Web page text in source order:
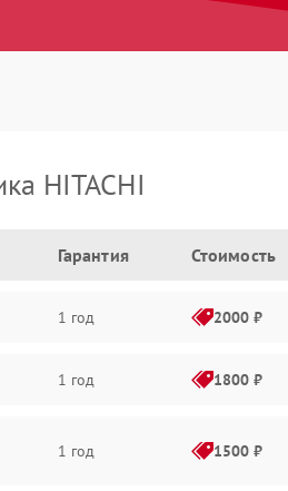
HITACHI
Гарантия Стоимость
1 год 2000 ₽
1 год 1800 ₽
1 год 1500 ₽